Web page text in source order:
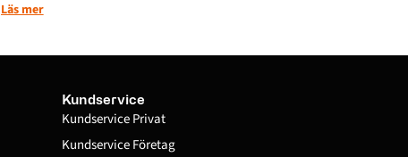
Läs mer
Kundservice
Kundservice Privat
Kundservice Företag